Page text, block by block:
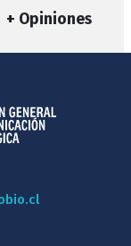
+ Opiniones